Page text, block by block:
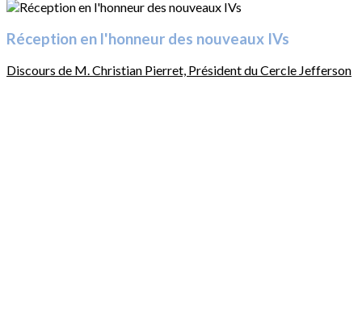
Réception en l'honneur des nouveaux IVs
Discours de M. Christian Pierret, Président du Cercle Jefferson